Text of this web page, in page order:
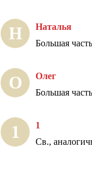
Н Наталья
Большая
О Олег
Большая
1 1
Св.,